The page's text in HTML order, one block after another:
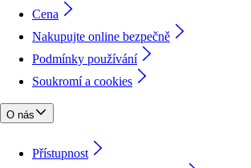
Cena
Nakupujte online bezpečně
Podmínky používání
Soukromí a cookies
O nás
Přístupnost